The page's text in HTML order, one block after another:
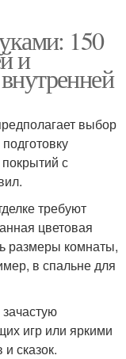
150
и
выбор
с
требуют
цветовая
размеры комнаты,
в спальне для
игр или яркими
сказок.